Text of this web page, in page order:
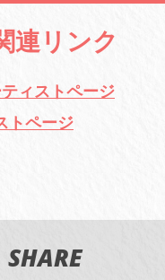
連リンク
ィストページ
トページ
SHARE